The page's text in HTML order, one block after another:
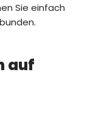
Sie einfach
auf